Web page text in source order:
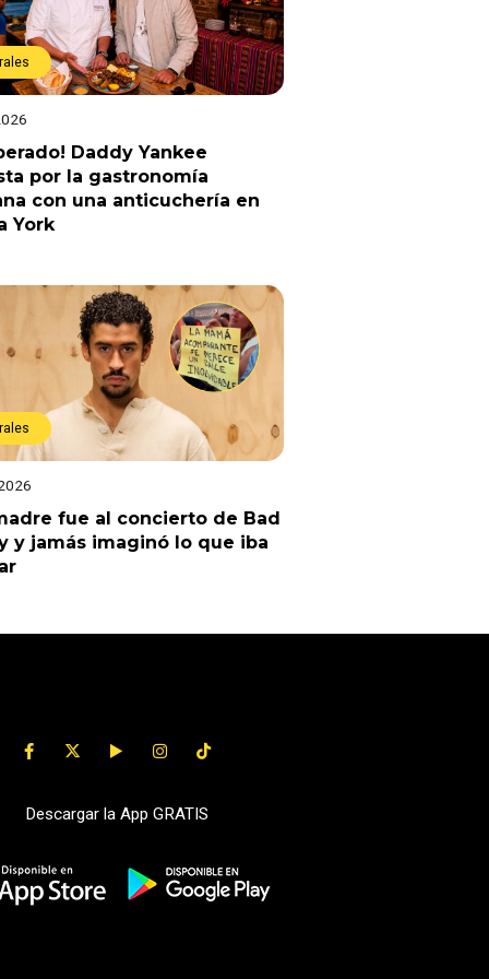
Daddy Yankee
por la gastronomía
con una anticuchería en
York
fue al concierto de Bad
y jamás imaginó lo que iba
Descargar la App GRATIS